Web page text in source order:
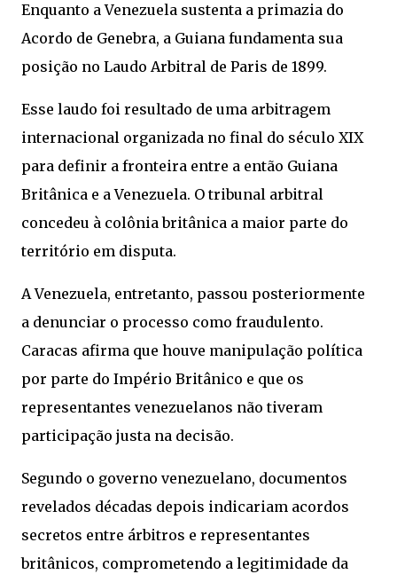
Enquanto a Venezuela sustenta a primazia do
Acordo de Genebra, a Guiana fundamenta sua
posição no Laudo Arbitral de Paris de 1899.
Esse laudo foi resultado de uma arbitragem
internacional organizada no final do século XIX
para definir a fronteira entre a então Guiana
Britânica e a Venezuela. O tribunal arbitral
concedeu à colônia britânica a maior parte do
território em disputa.
A Venezuela, entretanto, passou posteriormente
a denunciar o processo como fraudulento.
Caracas afirma que houve manipulação política
por parte do Império Britânico e que os
representantes venezuelanos não tiveram
participação justa na decisão.
Segundo o governo venezuelano, documentos
revelados décadas depois indicariam acordos
secretos entre árbitros e representantes
britânicos, comprometendo a legitimidade da